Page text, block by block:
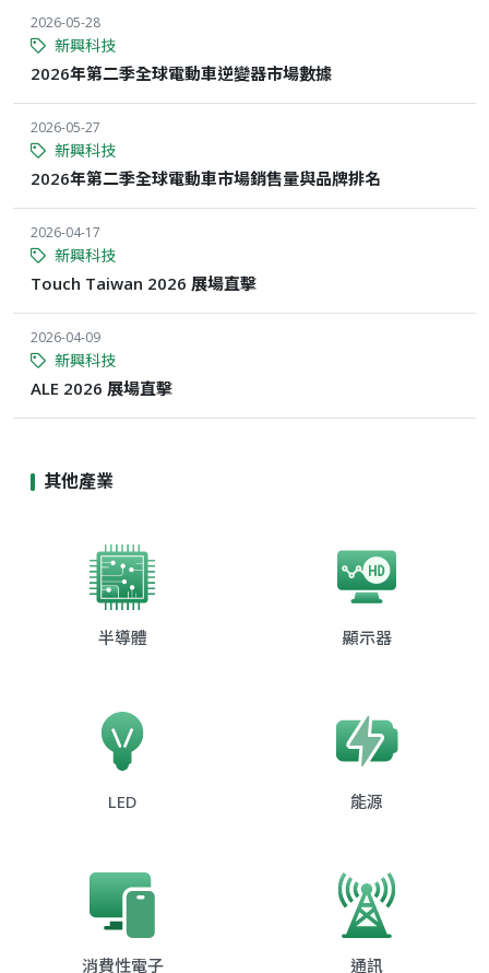
2026-05-28
新興科技
2026年第二季全球電動車逆變器市場數據
2026-05-27
新興科技
2026年第二季全球電動車市場銷售量與品牌排名
2026-04-17
新興科技
Touch Taiwan 2026 展場直擊
2026-04-09
新興科技
ALE 2026 展場直擊
其他產業
半導體 顯示器
LED 能源
消費性電子 通訊